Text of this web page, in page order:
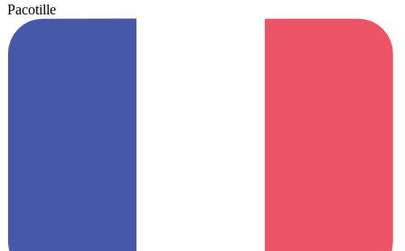
Pacotille